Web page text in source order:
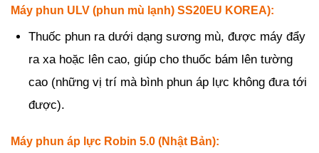
Máy phun ULV (phun mù lạnh) SS20EU KOREA):
Thuốc phun ra dưới dạng sương mù, được máy đẩy
ra xa hoặc lên cao, giúp cho thuốc bám lên tường
cao (những vị trí mà bình phun áp lực không đưa tới
được).
Máy phun áp lực Robin 5.0 (Nhật Bản):